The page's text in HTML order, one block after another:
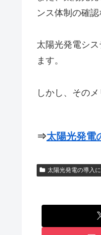
ンス体制の確認
太陽光発電シ
ます。
しかし、その
⇒太陽光発電
太陽光発電の導入